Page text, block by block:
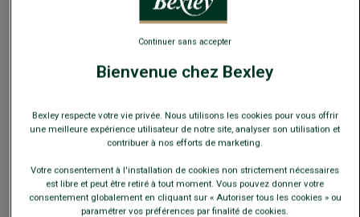
jersey 100 % coton - Manches Longues - Coupe ajustée
Payez en plusieurs fois dès 199€ d'achat
COULEURS DISPONIBLES
Bienvenue chez Bexley
Bexley respecte votre vie privée. Nous utilisons les cookies pour vous offrir
une meilleure expérience utilisateur de notre site, analyser son utilisation et
contribuer à nos efforts de marketing.
Votre consentement à l'installation de cookies non strictement nécessaires
est libre et peut être retiré à tout moment. Vous pouvez donner votre
consentement globalement en cliquant sur « Autoriser tous les cookies » ou
paramétrer vos préférences par finalité de cookies.
Continuer sans accepter